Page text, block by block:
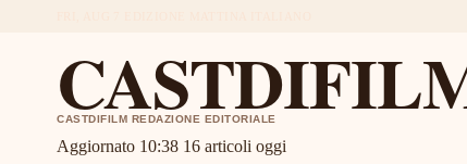
CASTDIFILM REDAZIONE EDITORIALE
Aggiornato 10:38 16 articoli oggi